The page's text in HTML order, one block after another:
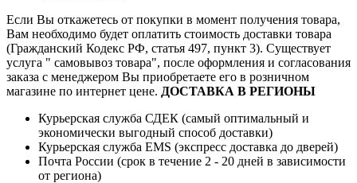
Если Вы откажетесь от покупки в момент получения товара,
Вам необходимо будет оплатить стоимость доставки товара
(Гражданский Кодекс РФ, статья 497, пункт 3). Существует
услуга " самовывоз товара", после оформления и согласования
заказа с менеджером Вы приобретаете его в розничном
магазине по интернет цене. ДОСТАВКА В РЕГИОНЫ
Курьерская служба СДЕК (самый оптимальный и
экономически выгодный способ доставки)
Курьерская служба EMS (экспресс доставка до дверей)
Почта России (срок в течение 2 - 20 дней в зависимости
от региона)